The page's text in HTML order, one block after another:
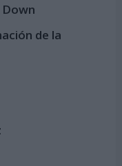
de la